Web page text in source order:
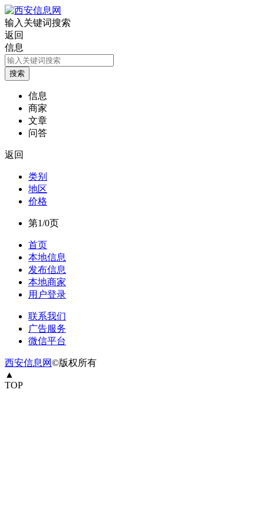
输入关键词搜索
返回
信息
信息
商家
文章
问答
返回
类别
地区
价格
第1/0页
首页
本地信息
发布信息
本地商家
用户登录
联系我们
广告服务
微信平台
西安信息网©版权所有
▲
TOP